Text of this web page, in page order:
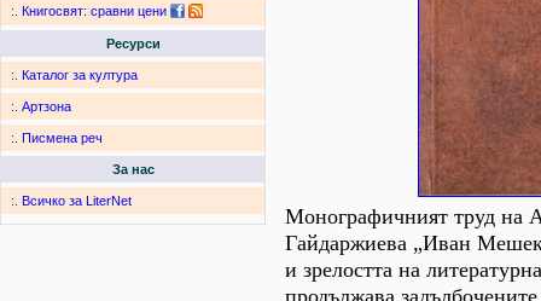
:. Книгосвят: сравни цени
Ресурси
:. Каталог за култура
:. Артзона
:. Писмена реч
За нас
:. Всичко за LiterNet
Монографичният труд на
Гайдаржиева „Иван
и зрелостта на
продължава